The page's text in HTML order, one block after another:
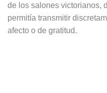
de los salones victorianos,
permitía transmitir
afecto o de gratitud.